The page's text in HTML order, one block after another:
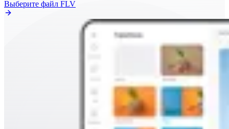
Выберите файл FLV